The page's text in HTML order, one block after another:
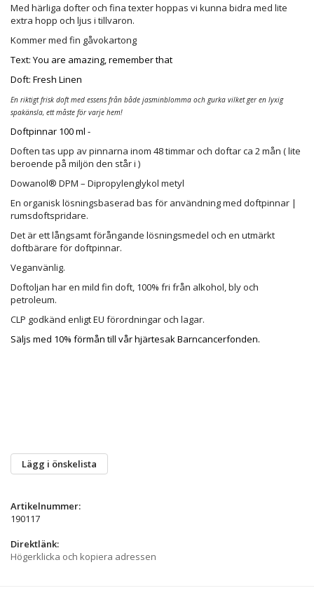
Med härliga dofter och fina texter hoppas vi kunna bidra med lite
extra hopp och ljus i tillvaron.
Kommer med fin gåvokartong
Text: You are amazing, remember that
Doft: Fresh Linen
En riktigt frisk doft med essens från både jasminblomma och gurka vilket ger en lyxig
spakänsla, ett måste för varje hem!
Doftpinnar 100 ml -
Doften tas upp av pinnarna inom 48 timmar och doftar ca 2 mån ( lite
beroende på miljön den står i )
Dowanol® DPM – Dipropylenglykol metyl
En organisk lösningsbaserad bas för användning med doftpinnar |
rumsdoftspridare.
Det är ett långsamt förångande lösningsmedel och en utmärkt
doftbärare för doftpinnar.
Veganvänlig.
Doftoljan har en mild fin doft, 100% fri från alkohol, bly och
petroleum.
CLP godkänd enligt EU förordningar och lagar.
Säljs med 10% förmån till vår hjärtesak Barncancerfonden.
Lägg i önskelista
Artikelnummer:
190117
Direktlänk:
Högerklicka och kopiera adressen